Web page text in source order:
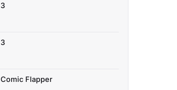
3
3
Comic Flapper